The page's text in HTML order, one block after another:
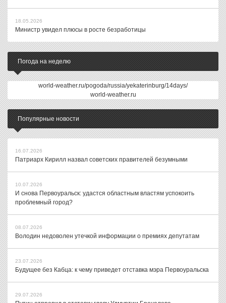
18.05.2026
Министр увидел плюсы в росте безработицы
Погода на неделю
world-weather.ru/pogoda/russia/yekaterinburg/14days/
world-weather.ru
Популярные новости
16.07.2026
Патриарх Кирилл назвал советских правителей безумными
10.07.2026
И снова Первоуральск: удастся областным властям успокоить
проблемный город?
08.07.2026
Володин недоволен утечкой информации о премиях депутатам
23.07.2026
Будущее без Кабца: к чему приведет отставка мэра Первоуральска
29.07.2026